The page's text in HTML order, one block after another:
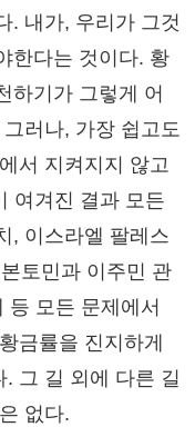
. 내가, 우리가 그것
한다는 것이다. 황
하기가 그렇게 어
러나, 가장 쉽고도
서 지켜지지 않고
여겨진 결과 모든
, 이스라엘 팔레스
토민과 이주민 관
등 모든 문제에서
금률을 진지하게
그 길 외에 다른 길
없다.